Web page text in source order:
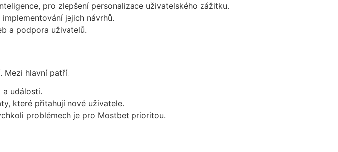
pro zlepšení personalizace uživatelského zážitku.
jejich návrhů.
a podpora uživatelů.
Mezi hlavní patří:
a události.
které přitahují nové uživatele.
problémech je pro Mostbet prioritou.